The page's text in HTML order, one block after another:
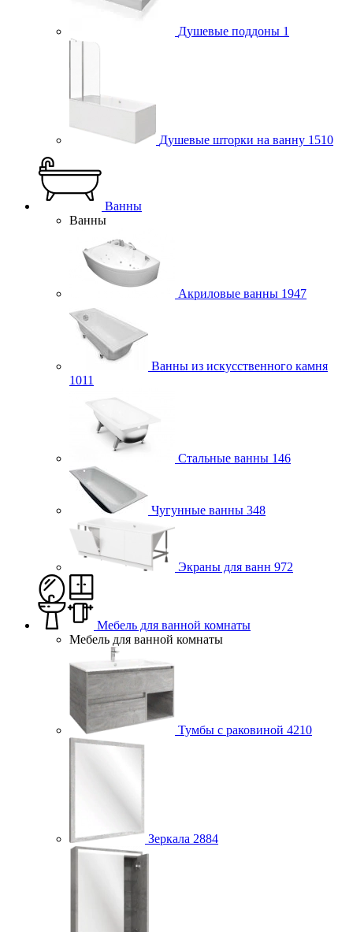
Душевые поддоны 1
Душевые шторки на ванну 1510
Ванны
Ванны
Акриловые ванны 1947
Ванны из искусственного камня
1011
Стальные ванны 146
Чугунные ванны 348
Экраны для ванн 972
Мебель для ванной комнаты
Мебель для ванной комнаты
Тумбы с раковиной 4210
Зеркала 2884